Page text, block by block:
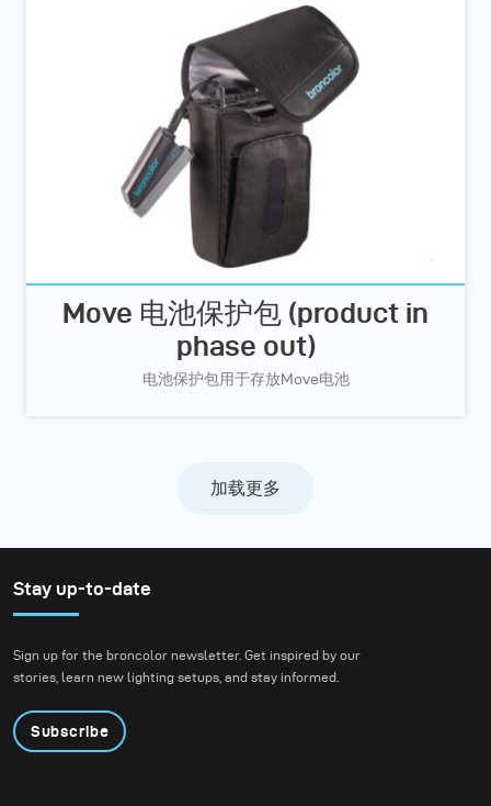
Move 电池保护包 (product in
phase out)
电池保护包用于存放Move电池
加载更多
Stay up-to-date
Sign up for the broncolor newsletter. Get inspired by our
stories, learn new lighting setups, and stay informed.
Subscribe